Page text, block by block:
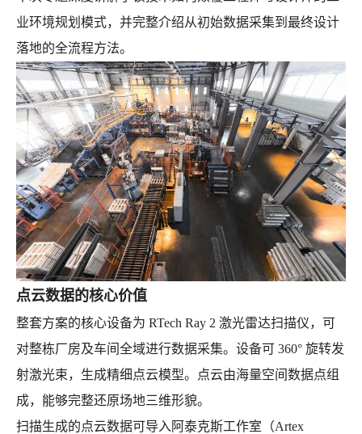
业环境规划模式，并完整介绍从初始数据采集到最终设计
落地的全流程方法。
点云数据的核心价值
整套方案的核心设备为 RTech Ray 2 激光雷达扫描仪，可
对整栋厂房及车间全域进行数据采集。设备可 360° 旋转发
射激光束，生成精细点云模型。点云由海量空间数据点组
成，能够完整还原场地三维形貌。
扫描生成的点云数据可导入阿泰克斯工作室（Artex